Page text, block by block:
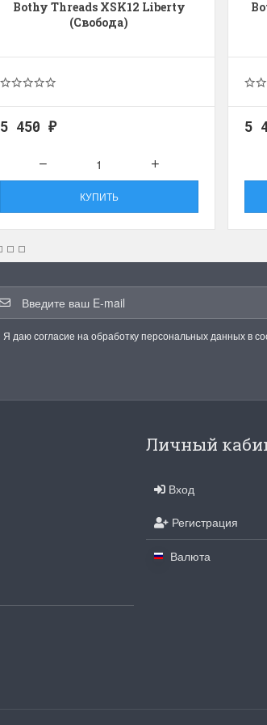
Bothy Threads XSK12 Liberty
(Свобода)
5 450 ₽
КУПИТЬ
5
Я даю согласие на обработку персональных данных в
Личный
Вход
Регистрация
Валюта